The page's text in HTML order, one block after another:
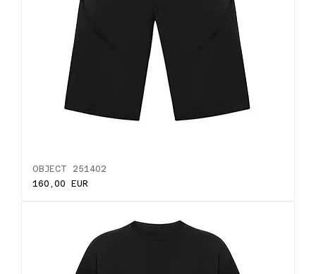
OBJECT 251402
Ціна
160,00 EUR